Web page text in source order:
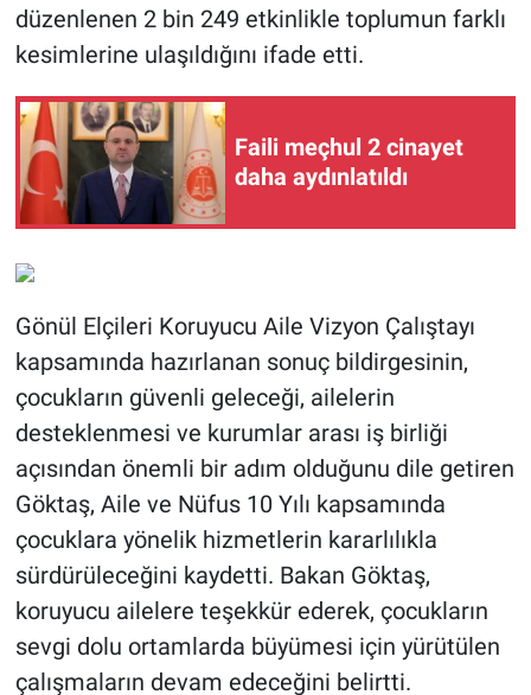
düzenlenen 2 bin 249 etkinlikle toplumun farklı
kesimlerine ulaşıldığını ifade etti.
Faili meçhul 2 cinayet
daha aydınlatıldı
Gönül Elçileri Koruyucu Aile Vizyon Çalıştayı
kapsamında hazırlanan sonuç bildirgesinin,
çocukların güvenli geleceği, ailelerin
desteklenmesi ve kurumlar arası iş birliği
açısından önemli bir adım olduğunu dile getiren
Göktaş, Aile ve Nüfus 10 Yılı kapsamında
çocuklara yönelik hizmetlerin kararlılıkla
sürdürüleceğini kaydetti. Bakan Göktaş,
koruyucu ailelere teşekkür ederek, çocukların
sevgi dolu ortamlarda büyümesi için yürütülen
çalışmaların devam edeceğini belirtti.